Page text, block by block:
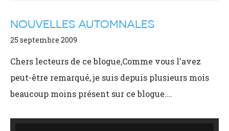
NOUVELLES AUTOMNALES
25 septembre 2009
Chers lecteurs de ce blogue,Comme vous l'avez
peut-être remarqué, je suis depuis plusieurs mois
beaucoup moins présent sur ce blogue.…